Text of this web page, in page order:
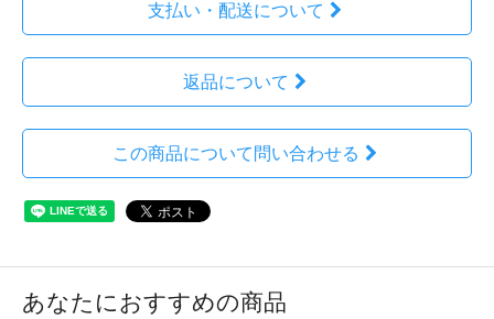
支払い・配送について
返品について
この商品について問い合わせる
あなたにおすすめの商品